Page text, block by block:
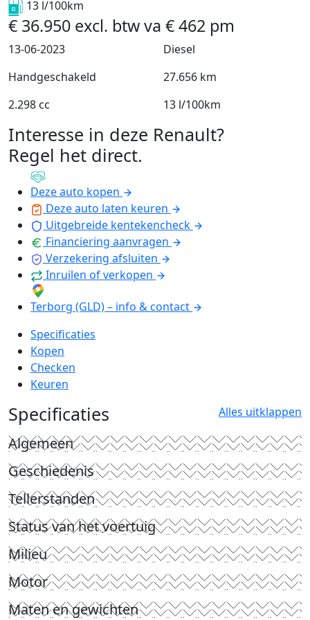
13 l/100km
€ 36.950 excl. btwva €462 pm
13-06-2023
Diesel
Handgeschakeld
27.656 km
2.298 cc
13 l/100km
Interesse in deze Renault?
Regel het direct.
Deze auto kopen
Deze auto laten keuren
Uitgebreide kentekencheck
Financiering aanvragen
Verzekering afsluiten
Inruilen of verkopen
Terborg (GLD) – info & contact
Specificaties
Kopen
Checken
Keuren
Specificaties Alles uitklappen
Algemeen
Geschiedenis
Tellerstanden
Status van het voertuig
Milieu
Motor
Maten en gewichten